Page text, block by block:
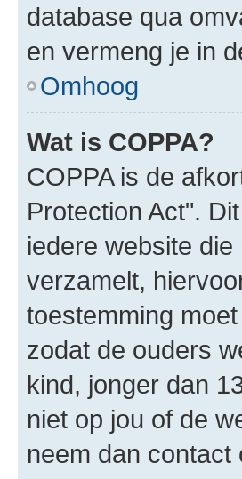
database qua
en vermeng je in
Omhoog
Wat is COPPA?
COPPA is de
Protection Act".
iedere website
verzamelt,
toestemming
zodat de ouders
kind, jonger dan
niet op jou of de
neem dan